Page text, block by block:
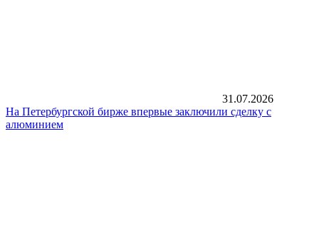
31.07.2026
На Петербургской бирже впервые заключили сделку с
алюминием